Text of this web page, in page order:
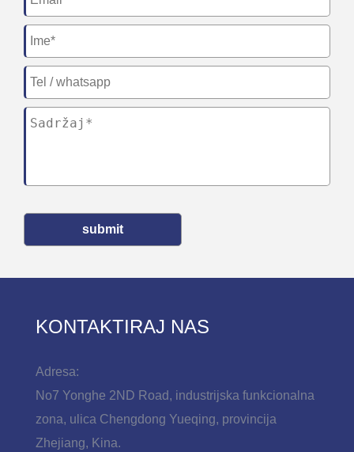
submit
KONTAKTIRAJ NAS
Adresa:
No7 Yonghe 2ND Road, industrijska funkcionalna
zona, ulica Chengdong Yueqing, provincija
Zhejiang, Kina.